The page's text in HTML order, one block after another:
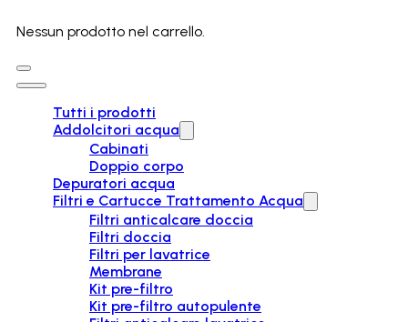
Nessun prodotto nel carrello.
Tutti i prodotti
Addolcitori acqua
Cabinati
Doppio corpo
Depuratori acqua
Filtri e Cartucce Trattamento Acqua
Filtri anticalcare doccia
Filtri doccia
Filtri per lavatrice
Membrane
Kit pre-filtro
Kit pre-filtro autopulente